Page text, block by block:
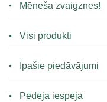
Mēneša zvaigznes!
Visi produkti
Īpašie piedāvājumi
Pēdējā iespēja